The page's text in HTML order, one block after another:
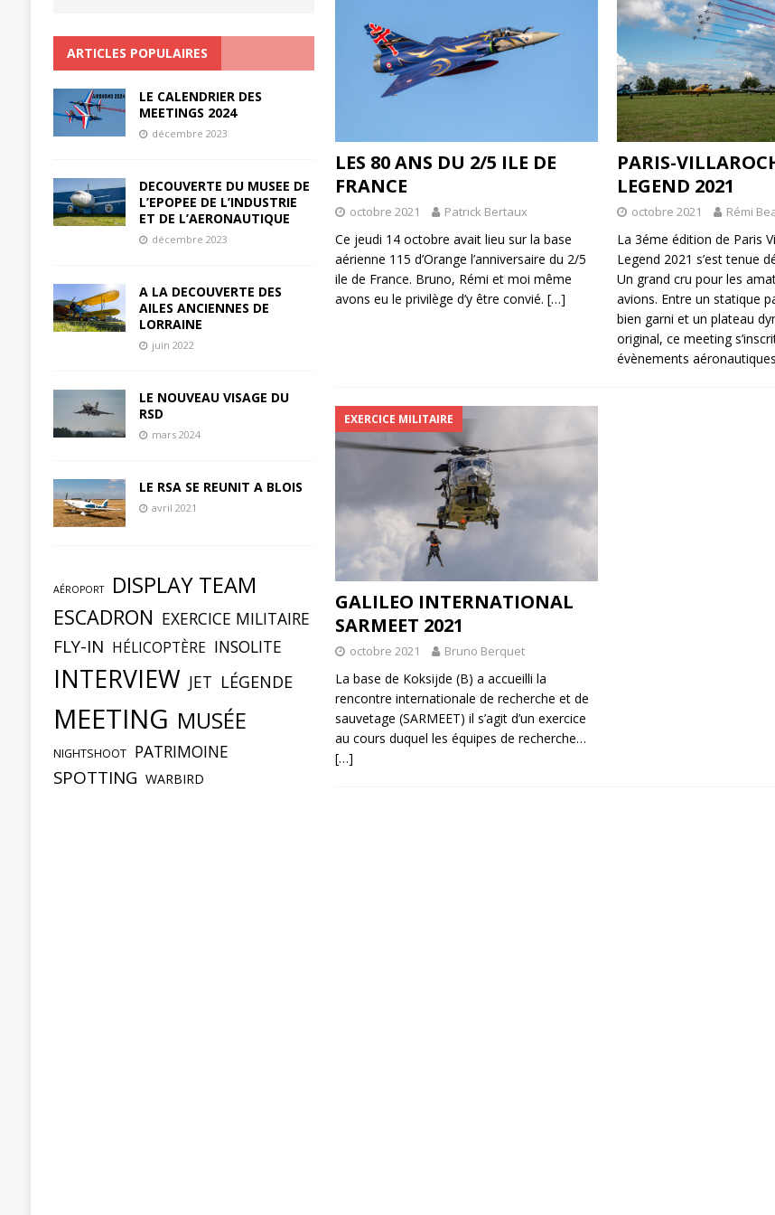
LES 80 ANS DU 2/5 ILE DE
FRANCE
octobre 2021 Patrick Bertaux
Ce jeudi 14 octobre avait lieu sur la base
aérienne 115 d’Orange l’anniversaire du 2/5
ile de France. Bruno, Rémi et moi même
avons eu le privilège d’y être convié.[…]
PARIS-
LEGEND 2021
octobre 2021 Rémi
La 3éme édition de Paris
Legend 2021 s’est tenue
Un grand cru pour les
avions. Entre un statique
bien garni et un plateau
original, ce meeting
évènements aéronautiques
EXERCICE MILITAIRE
GALILEO INTERNATIONAL
SARMEET 2021
octobre 2021 Bruno Berquet
La base de Koksijde (B) a accueilli la
rencontre internationale de recherche et de
sauvetage (SARMEET) il s’agit d’un exercice
au cours duquel les équipes de recherche…
[…]
ARTICLES POPULAIRES
LE CALENDRIER DES
MEETINGS 2024
décembre 2023
DECOUVERTE DU MUSEE DE
L’EPOPEE DE L’INDUSTRIE
ET DE L’AERONAUTIQUE
décembre 2023
A LA DECOUVERTE DES
AILES ANCIENNES DE
LORRAINE
juin 2022
LE NOUVEAU VISAGE DU
RSD
mars 2024
LE RSA SE REUNIT A BLOIS
avril 2021
AÉROPORT DISPLAY TEAM
ESCADRON EXERCICE MILITAIRE
FLY-IN HÉLICOPTÈRE INSOLITE
INTERVIEW JET LÉGENDE
MEETING MUSÉE
NIGHTSHOOT PATRIMOINE
SPOTTING WARBIRD